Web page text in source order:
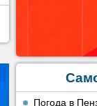
Погода в